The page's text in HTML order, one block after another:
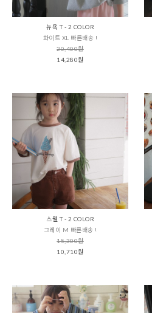
뉴욕 T - 2 COLOR
화이트 XL 빠른배송 !
20,400원
14,280원
스웰 T - 2 COLOR
그레이 M 빠른배송 !
15,300원
10,710원